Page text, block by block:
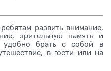
развить внимание,
зрительную память и
удобно брать с собой в
в гости или на